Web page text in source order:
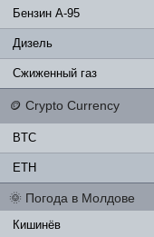
Бензин A-95
Дизель
Сжиженный газ
🪙 Crypto Currency
BTC
ETH
🌞 Погода в Молдове
Кишинёв